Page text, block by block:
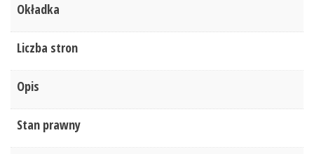
Okładka
Liczba stron
Opis
Stan prawny